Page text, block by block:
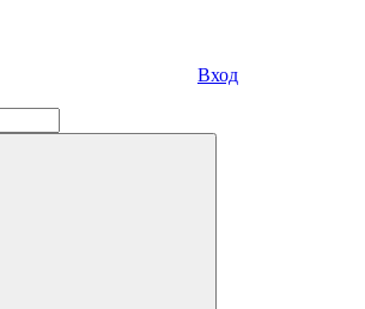
Вход